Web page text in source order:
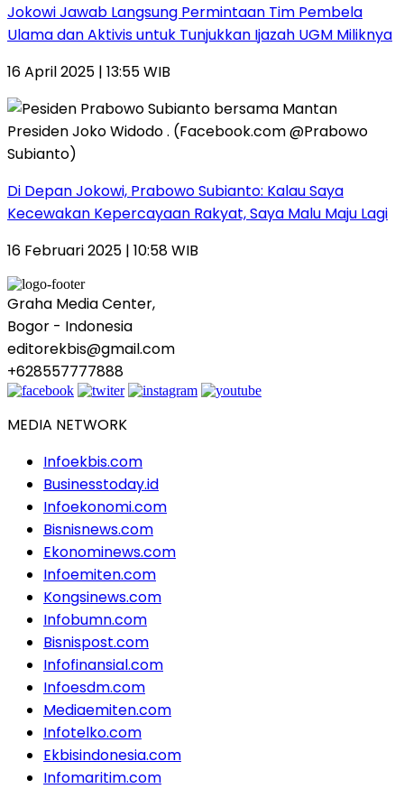
Jokowi Jawab Langsung Permintaan Tim Pembela
Ulama dan Aktivis untuk Tunjukkan Ijazah UGM Miliknya
16 April 2025 | 13:55 WIB
Di Depan Jokowi, Prabowo Subianto: Kalau Saya
Kecewakan Kepercayaan Rakyat, Saya Malu Maju Lagi
16 Februari 2025 | 10:58 WIB
Graha Media Center,
Bogor - Indonesia
editorekbis@gmail.com
+628557777888
MEDIA NETWORK
Infoekbis.com
Businesstoday.id
Infoekonomi.com
Bisnisnews.com
Ekonominews.com
Infoemiten.com
Kongsinews.com
Infobumn.com
Bisnispost.com
Infofinansial.com
Infoesdm.com
Mediaemiten.com
Infotelko.com
Ekbisindonesia.com
Infomaritim.com